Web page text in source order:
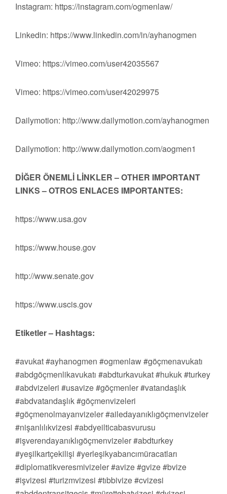
Instagram: https://instagram.com/ogmenlaw/
Linkedin: https://www.linkedin.com/in/ayhanogmen
Vimeo: https://vimeo.com/user42035567
Vimeo: https://vimeo.com/user42029975
Dailymotion: http://www.dailymotion.com/ayhanogmen
Dailymotion: http://www.dailymotion.com/aogmen1
DİĞER ÖNEMLİ LİNKLER – OTHER IMPORTANT
LINKS – OTROS ENLACES IMPORTANTES:
https://www.usa.gov
https://www.house.gov
http://www.senate.gov
https://www.uscis.gov
Etiketler – Hashtags:
#avukat #ayhanogmen #ogmenlaw #göçmenavukatı
#abdgöçmenlikavukatı #abdturkavukat #hukuk #turkey
#abdvizeleri #usavize #göçmenler #vatandaşlık
#abdvatandaşlık #göçmenvizeleri
#göçmenolmayanvizeler #ailedayanıklıgöçmenvizeler
#nişanlılıkvizesi #abdyeilticabasvurusu
#işverendayanıklıgöçmenvizeler #abdturkey
#yeşilkartçekilişi #yerleşikyabancımüracatları
#diplomatikveresmivizeler #avize #gvize #bvize
#işvizesi #turizmvizesi #tıbbivize #cvizesi